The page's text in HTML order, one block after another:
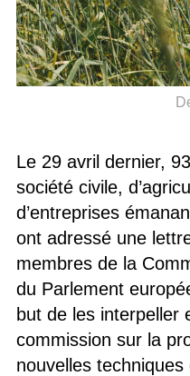
Le 29 avril dernier,
société civile,
d’entreprises
ont adressé une
membres de la
du Parlement
but de les interpeller
commission sur la
nouvelles